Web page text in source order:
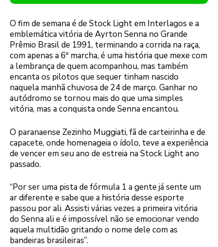
O fim de semana é de Stock Light em Interlagos e a
emblemática vitória de Ayrton Senna no Grande
Prêmio Brasil de 1991, terminando a corrida na raça,
com apenas a 6ª marcha, é uma história que mexe com
a lembrança de quem acompanhou, mas também
encanta os pilotos que sequer tinham nascido
naquela manhã chuvosa de 24 de março. Ganhar no
autódromo se tornou mais do que uma simples
vitória, mas a conquista onde Senna encantou.
O paranaense Zezinho Muggiati, fã de carteirinha e de
capacete, onde homenageia o ídolo, teve a experiência
de vencer em seu ano de estreia na Stock Light ano
passado.
“Por ser uma pista de fórmula 1 a gente já sente um
ar diferente e sabe que a história desse esporte
passou por ali. Assisti várias vezes a primeira vitória
do Senna ali e é impossível não se emocionar vendo
aquela multidão gritando o nome dele com as
bandeiras brasileiras”.